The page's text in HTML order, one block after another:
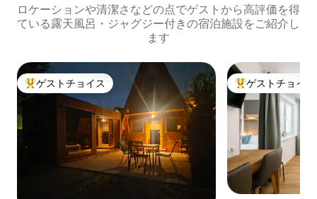
ロケーションや清潔さなどの点でゲストから高評価を得
ている露天風呂・ジャグジー付きの宿泊施設をご紹介し
ます
大好評のゲストチョイスです。
ゲストチョイス 大好評のゲスト
ゲストチョイス